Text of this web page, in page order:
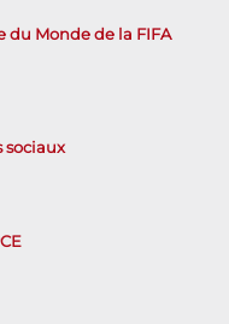
du Monde de la FIFA
sociaux